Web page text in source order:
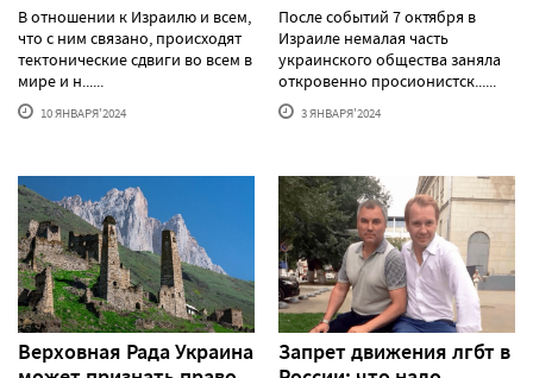
В отношении к Израилю и всем,
что с ним связано, происходят
тектонические сдвиги во всем в
мире и н......
10 ЯНВАРЯ'2024
После событий 7 октября в
Израиле немалая часть
украинского общества заняла
откровенно просионистск......
3 ЯНВАРЯ'2024
Верховная Рада Украина
Запрет движения лгбт в